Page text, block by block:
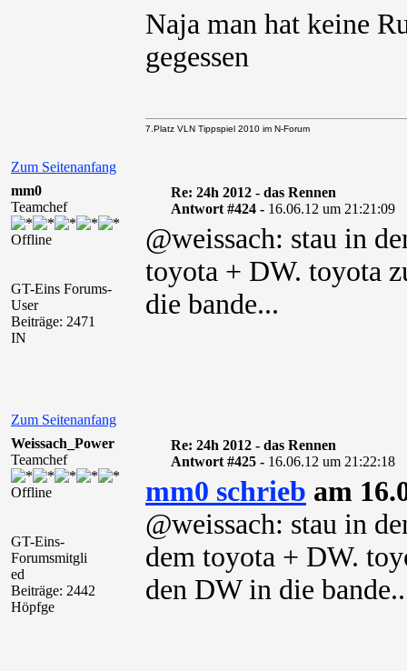
Naja man hat keine
gegessen
Zum Seitenanfang
7.Platz VLN Tippspiel 2010 im N-Forum
mm0
Teamchef
Offline
GT-Eins Forums-
User
Beiträge: 2471
IN
Re: 24h 2012 - das Rennen
Antwort #424 - 16.06.12 um 21:21:09
@weissach: stau in
toyota + DW. toyota
die bande...
Zum Seitenanfang
Weissach_Power
Teamchef
Offline
GT-Eins-
Forumsmitgli
ed
Beiträge: 2442
Höpfge
Re: 24h 2012 - das Rennen
Antwort #425 - 16.06.12 um 21:22:18
mm0 schrieb am
@weissach: stau in
dem toyota + DW.
den DW in die